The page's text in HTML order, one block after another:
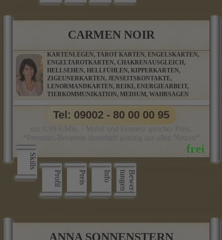
CARMEN NOIR
KARTENLEGEN, TAROT KARTEN, ENGELSKARTEN,
ENGELTAROTKARTEN, CHAKRENAUSGLEICH,
HELLSEHEN, HELLFÜHLEN, KIPPERKARTEN,
ZIGEUNERKARTEN, JENSEITSKONTAKTE,
LENORMANDKARTEN, REIKI, ENERGIEARBEIT,
TIERKOMMUNIKATION, MEDIUM, WAHRSAGEN
Skills
Profil
Preis Info B
e
w
e
r
­
t
u
n
g
e
n
Tel: 09002 - 80 00 00 95
ANNA SONNENSTERN